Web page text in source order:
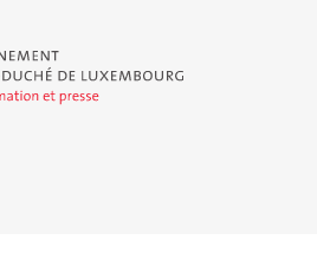
Duché de Luxembourg - Service